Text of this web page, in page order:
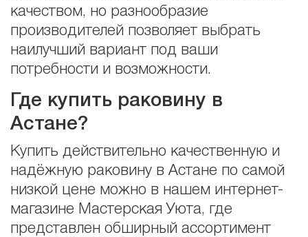
качеством, но разнообразие
производителей позволяет выбрать
наилучший вариант под ваши
потребности и возможности.
Где купить раковину в
Астане?
Купить действительно качественную и
надёжную раковину в Астане по самой
низкой цене можно в нашем интернет-
магазине Мастерская Уюта, где
представлен обширный ассортимент